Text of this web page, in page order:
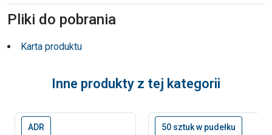
Pliki do pobrania
Karta produktu
Inne produkty z tej kategorii
ADR 50 sztuk w pudełku